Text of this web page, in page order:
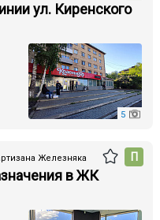
ул. Киренского
5
Железняка
в ЖК
П